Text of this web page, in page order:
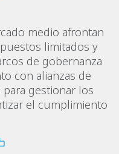
medio afrontan
limitados y
de gobernanza
con alianzas de
para gestionar los
el cumplimiento